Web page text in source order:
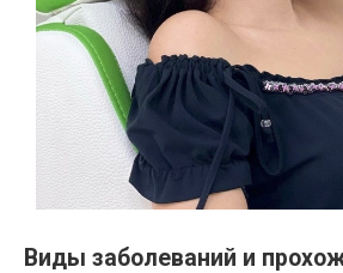
Виды заболеваний и